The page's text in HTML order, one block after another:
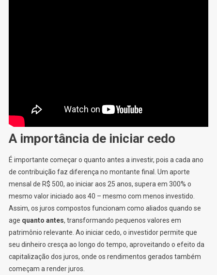
A importância de iniciar cedo
É importante começar o quanto antes a investir, pois a cada ano
de contribuição faz diferença no montante final. Um aporte
mensal de R$ 500, ao iniciar aos 25 anos, supera em 300% o
mesmo valor iniciado aos 40 – mesmo com menos investido.
Assim, os juros compostos funcionam como aliados quando se
age quanto antes, transformando pequenos valores em
patrimônio relevante. Ao iniciar cedo, o investidor permite que
seu dinheiro cresça ao longo do tempo, aproveitando o efeito da
capitalização dos juros, onde os rendimentos gerados também
começam a render juros.